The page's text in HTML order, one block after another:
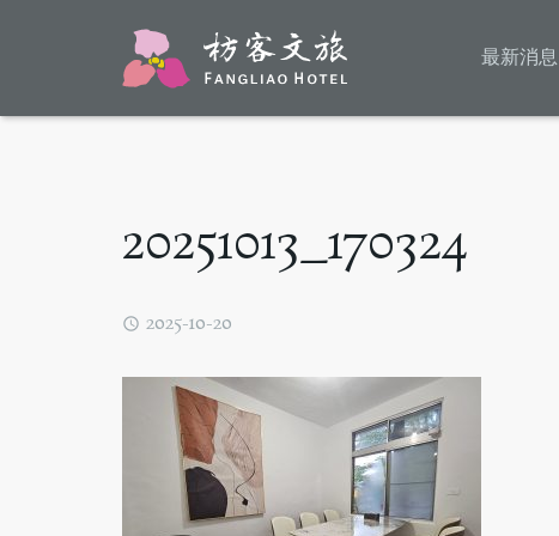
最新消息
20251013_170324
2025-10-20